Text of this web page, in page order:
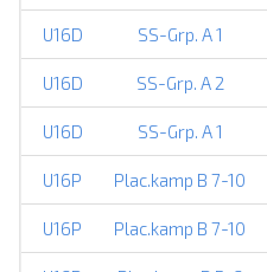
U16D SS-Grp. A 1
U16D SS-Grp. A 2
U16D SS-Grp. A 1
U16P Plac.kamp B 7-10
U16P Plac.kamp B 7-10